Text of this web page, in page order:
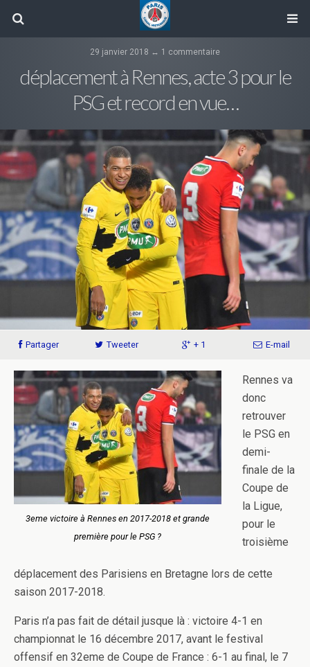
29 janvier 2018 ↔ 1 commentaire
déplacement à Rennes, acte 3 pour le
PSG et record en vue…
Partager Tweeter + 1 E-mail
3eme victoire à Rennes en 2017-2018 et grande
première pour le PSG ?
Rennes va
donc
retrouver
le PSG en
demi-
finale de la
Coupe de
la Ligue,
pour le
troisième
déplacement des Parisiens en Bretagne lors de cette
saison 2017-2018.
Paris n’a pas fait de détail jusque là : victoire 4-1 en
championnat le 16 décembre 2017, avant le festival
offensif en 32eme de Coupe de France : 6-1 au final, le 7